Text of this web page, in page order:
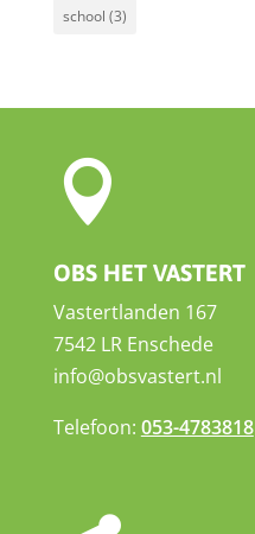
school (3)

OBS HET VASTERT
Vastertlanden 167
7542 LR Enschede
info@obsvastert.nl
Telefoon: 053-4783818